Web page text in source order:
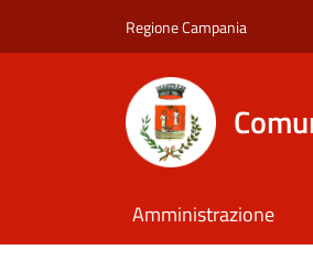
Regione Campania
Amministrazione